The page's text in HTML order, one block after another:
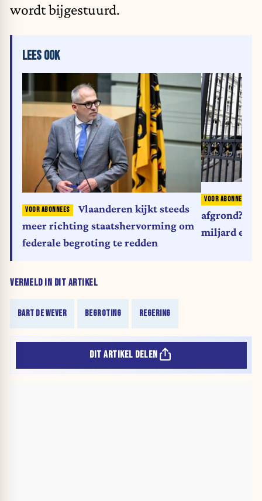
wordt bijgestuurd.
VERMELD IN DIT ARTIKEL
BART DE WEVER BEGROTING REGERING
LEES OOK
Vlaanderen kijkt steeds
meer richting staatshervorming om
federale begroting te redden
afgrond?
miljard euro
DIT ARTIKEL DELEN